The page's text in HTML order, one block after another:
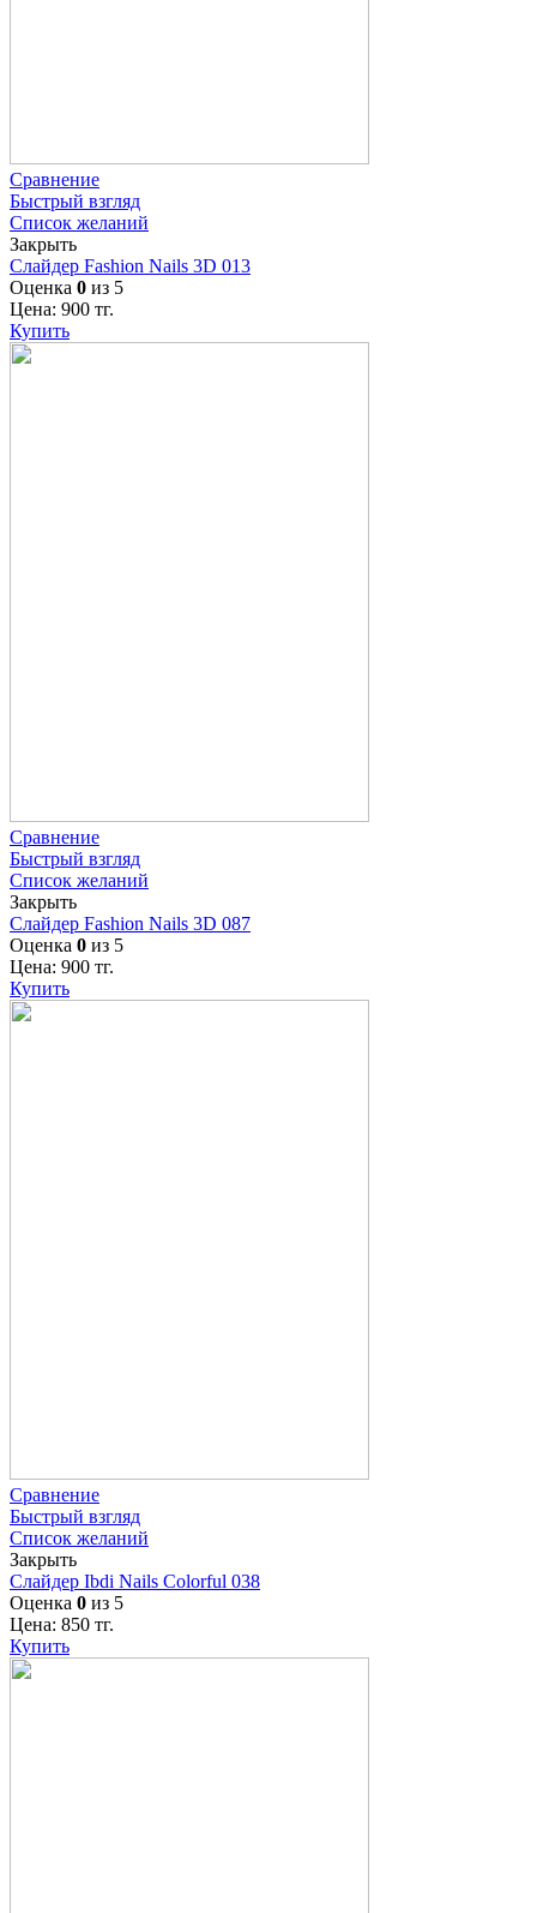
Сравнение
Быстрый взгляд
Список желаний
Закрыть
Слайдер Fashion Nails 3D 013
Оценка 0 из 5
Цена: 900 тг.
Купить
Сравнение
Быстрый взгляд
Список желаний
Закрыть
Слайдер Fashion Nails 3D 087
Оценка 0 из 5
Цена: 900 тг.
Купить
Сравнение
Быстрый взгляд
Список желаний
Закрыть
Слайдер Ibdi Nails Colorful 038
Оценка 0 из 5
Цена: 850 тг.
Купить